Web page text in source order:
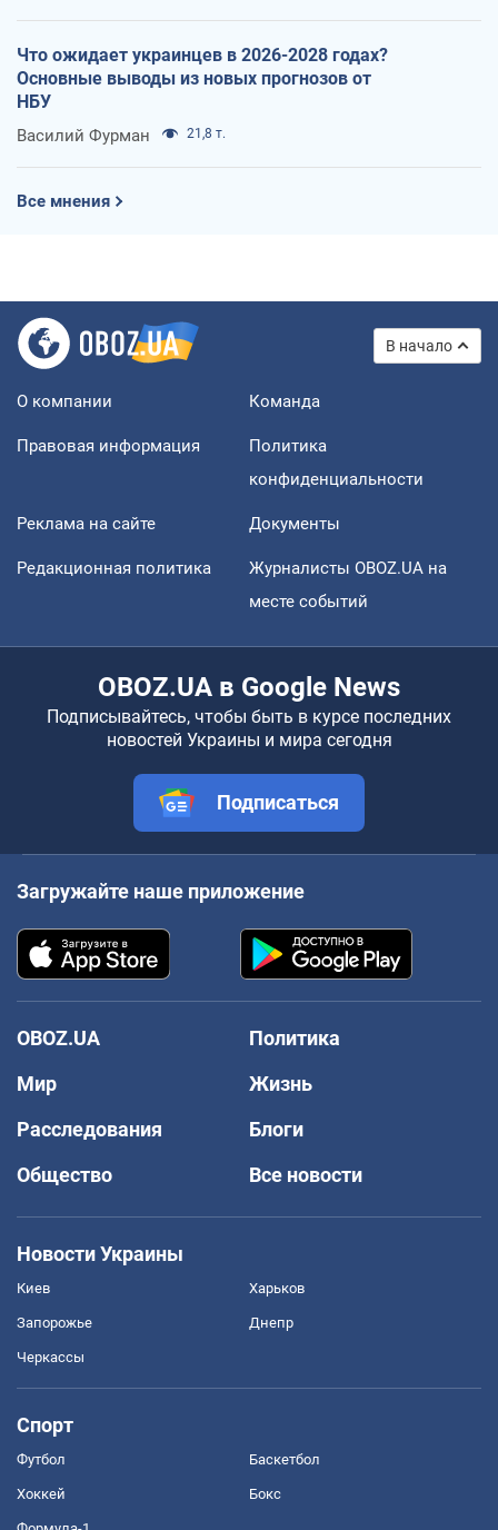
Что ожидает украинцев в 2026-2028 годах?
Основные выводы из новых прогнозов от
НБУ
Василий Фурман 21,8 т.
Все мнения
В начало
О компании Команда
Правовая информация
Политика
конфиденциальности
Реклама на сайте Документы
Редакционная политика
Журналисты OBOZ.UA на
месте событий
OBOZ.UA в Google News
Подписывайтесь, чтобы быть в курсе последних
новостей Украины и мира сегодня
Подписаться
Загружайте наше приложение
OBOZ.UA
Политика
Мир
Жизнь
Расследования
Блоги
Общество
Все новости
Новости Украины
Киев Харьков
Запорожье Днепр
Черкассы
Спорт
Футбол Баскетбол
Хоккей Бокс